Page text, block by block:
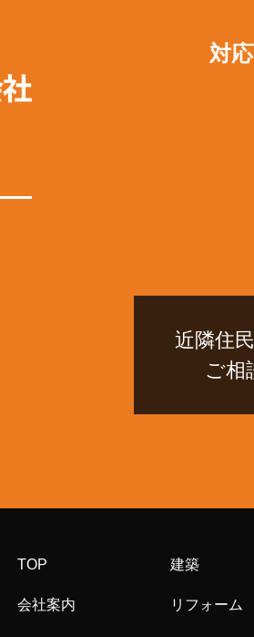
対
近隣住
ご相
TOP
会社案内
建築
リフォーム